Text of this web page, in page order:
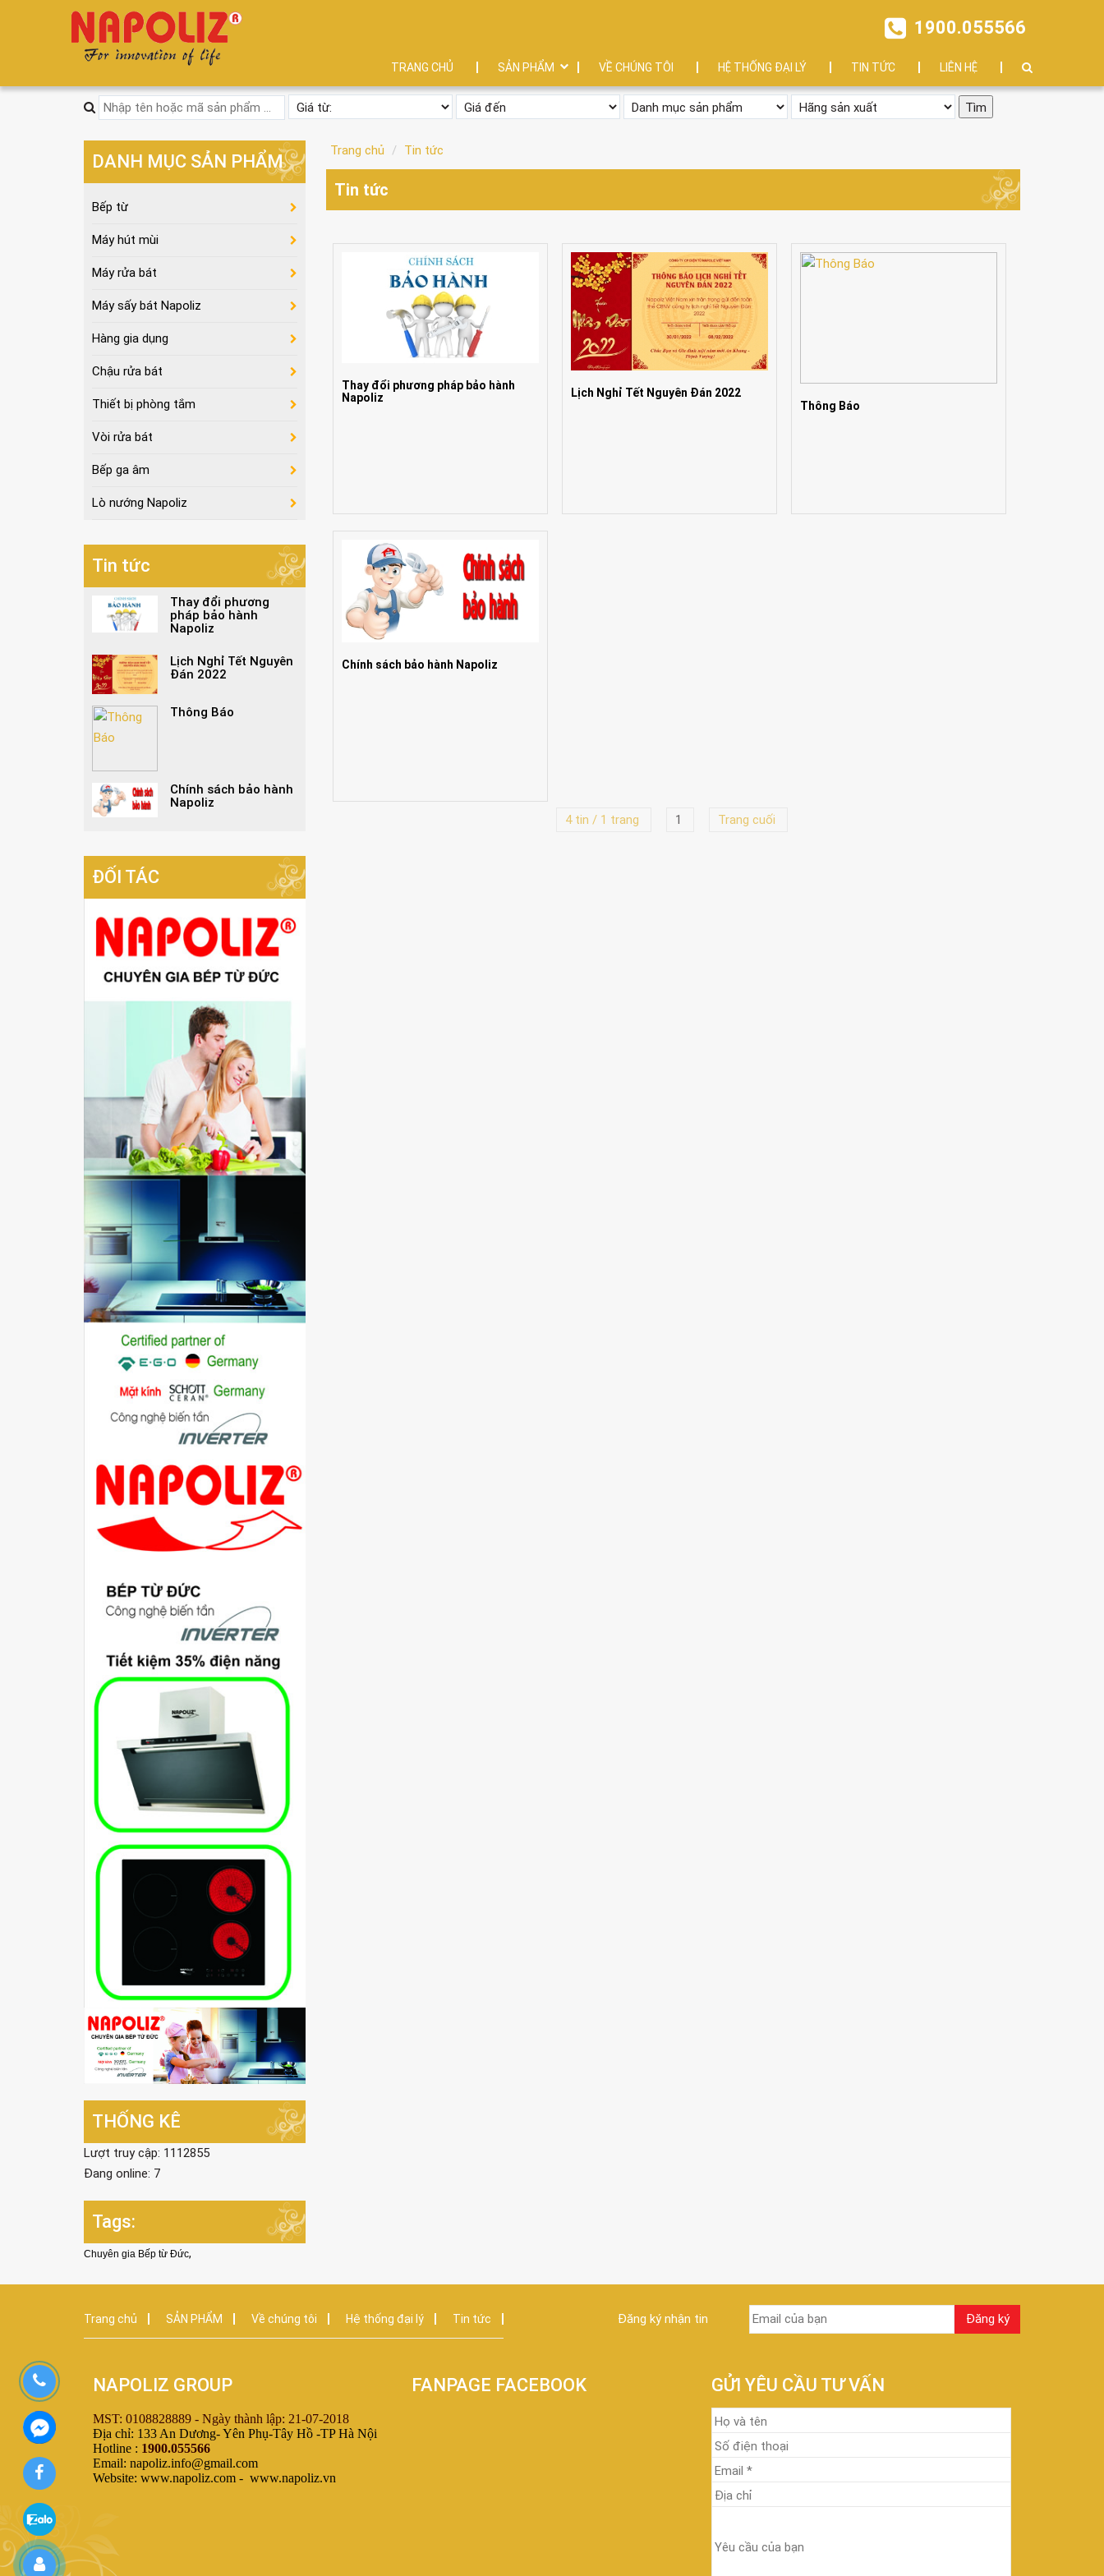
TRANG CHỦ SẢN PHẨM VỀ CHÚNG TÔI HỆ THỐNG ĐẠI LÝ TIN TỨC LIÊN HỆ
1900.055566
Trang chủ Tin tức
Tin tức
Thay đổi phương pháp bảo hành
Napoliz
Lịch Nghỉ Tết Nguyên Đán 2022
Thông Báo
Chính sách bảo hành Napoliz
4 tin / 1 trang 1 Trang cuối
DANH MỤC SẢN PHẨM
Bếp từ
Máy hút mùi
Máy rửa bát
Máy sấy bát Napoliz
Hàng gia dụng
Chậu rửa bát
Thiết bị phòng tắm
Vòi rửa bát
Bếp ga âm
Lò nướng Napoliz
Tin tức
Thay đổi phương
pháp bảo hành
Napoliz
Lịch Nghỉ Tết Nguyên
Đán 2022
Thông Báo
Chính sách bảo hành
Napoliz
ĐỐI TÁC
THỐNG KÊ
Lượt truy cập: 1112855
Đang online: 7
Tags:
Chuyên gia Bếp từ Đức,
Trang chủ SẢN PHẨM Về chúng tôi Hệ thống đại lý Tin tức Đăng ký nhận tin
NAPOLIZ GROUP
MST: 0108828889 - Ngày thành lập: 21-07-2018
Địa chỉ: 133 An Dương- Yên Phụ-Tây Hồ -TP Hà Nội
Hotline : 1900.055566
Email: napoliz.info@gmail.com
Website: www.napoliz.com - www.napoliz.vn
FANPAGE FACEBOOK GỬI YÊU CẦU TƯ VẤN